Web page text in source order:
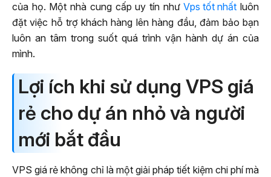
của họ. Một nhà cung cấp uy tín nhưVps tốt nhất luôn
đặt việc hỗ trợ khách hàng lên hàng đầu, đảm bảo bạn
luôn an tâm trong suốt quá trình vận hành dự án của
mình.
Lợi ích khi sử dụng VPS giá
rẻ cho dự án nhỏ và người
mới bắt đầu
VPS giá rẻ không chỉ là một giải pháp tiết kiệm chi phí mà